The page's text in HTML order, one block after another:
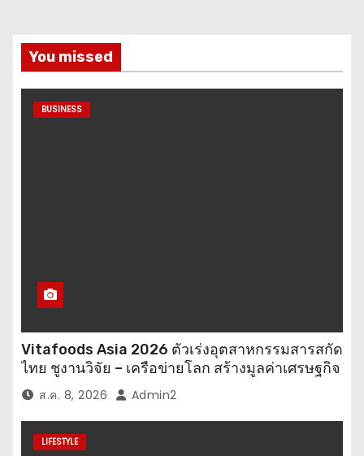
You missed
BUSINESS
Vitafoods Asia 2026 ตัวเร่งอุตสาหกรรมสารสกัด
ไทย ชูงานวิจัย – เครือข่ายโลก สร้างมูลค่าเศรษฐกิจ
ใหม่ ขานรับตลาดโภชนาการสุขภาพโลกโตทะลุ
ล้านล้านดอลลาร์
ส.ค. 8, 2026 Admin2
LIFESTYLE